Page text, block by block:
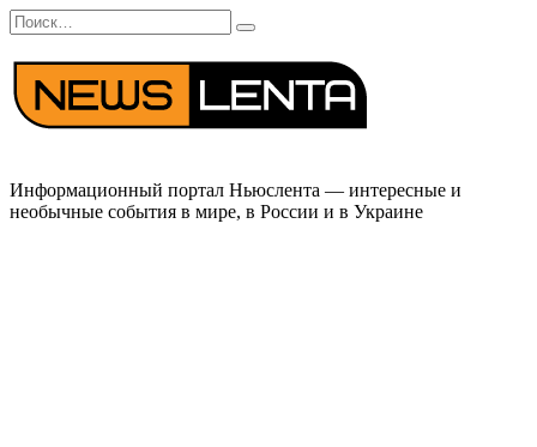
Перейти
к
содержанию
Search
for:
Информационный портал Ньюслента — интересные и
необычные события в мире, в России и в Украине